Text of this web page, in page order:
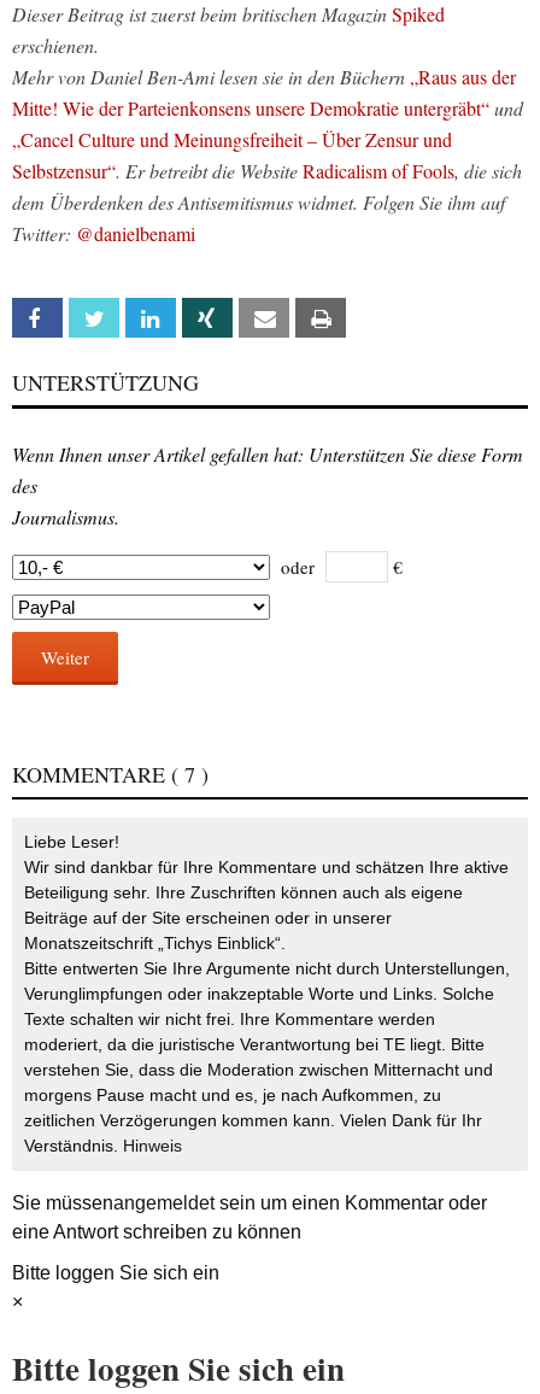
Dieser Beitrag ist zuerst beim britischen MagazinSpiked
erschienen.
Mehr von Daniel Ben-Ami lesen sie in den Büchern„Raus aus der
Mitte! Wie der Parteienkonsens unsere Demokratie untergräbt“und
„Cancel Culture und Meinungsfreiheit – Über Zensur und
Selbstzensur“. Er betreibt die WebsiteRadicalism of Fools, die sich
dem Überdenken des Antisemitismus widmet. Folgen Sie ihm auf
Twitter: @danielbenami
Facebook Twitter Linkedin Xing Email
UNTERSTÜTZUNG
Wenn Ihnen unser Artikel gefallen hat: Unterstützen Sie diese Form
des
Journalismus.
oder €
Weiter
KOMMENTARE ( 7 )
Liebe Leser!
Wir sind dankbar für Ihre Kommentare und schätzen Ihre aktive
Beteiligung sehr. Ihre Zuschriften können auch als eigene
Beiträge auf der Site erscheinen oder in unserer
Monatszeitschrift „Tichys Einblick“.
Bitte entwerten Sie Ihre Argumente nicht durch Unterstellungen,
Verunglimpfungen oder inakzeptable Worte und Links. Solche
Texte schalten wir nicht frei. Ihre Kommentare werden
moderiert, da die juristische Verantwortung bei TE liegt. Bitte
verstehen Sie, dass die Moderation zwischen Mitternacht und
morgens Pause macht und es, je nach Aufkommen, zu
zeitlichen Verzögerungen kommen kann. Vielen Dank für Ihr
Verständnis. Hinweis
Sie müssenangemeldetsein um einen Kommentar oder
eine Antwort schreiben zu können
Bitte loggen Sie sich ein
×
Bitte loggen Sie sich ein